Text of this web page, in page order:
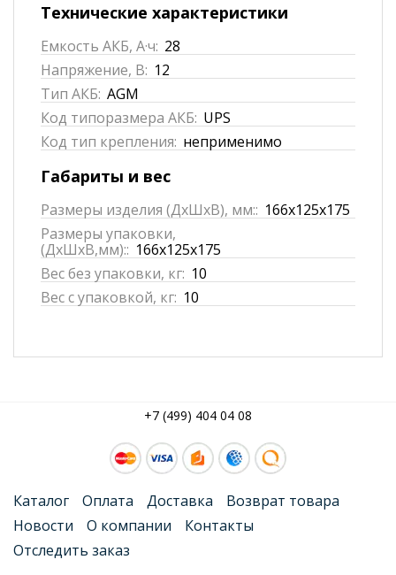
Технические характеристики
Емкость АКБ, А·ч: 28
Напряжение, В: 12
Тип АКБ: AGM
Код типоразмера АКБ: UPS
Код тип крепления: неприменимо
Габариты и вес
Размеры изделия (ДхШхВ), мм:: 166x125x175
Размеры упаковки,
(ДхШхВ,мм):: 166x125x175
Вес без упаковки, кг: 10
Вес с упаковкой, кг: 10
+7 (499) 404 04 08
Каталог Оплата Доставка
Возврат товара
Новости
О компании
Контакты
Отследить заказ